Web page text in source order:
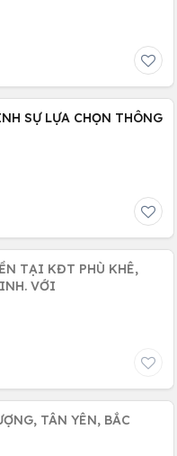
SỰ LỰA CHỌN THÔNG
VỚI
TÂN YÊN, BẮC